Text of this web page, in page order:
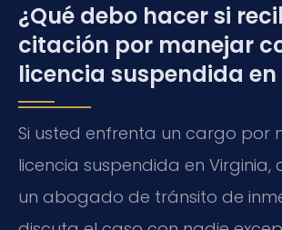
¿Qué debo hacer si
citación por manejar
licencia suspendida
Si usted enfrenta un cargo por
licencia suspendida en Virginia,
un abogado de tránsito de